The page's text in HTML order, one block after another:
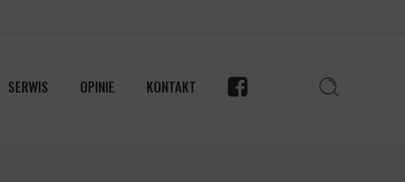
SERWIS OPINIE KONTAKT